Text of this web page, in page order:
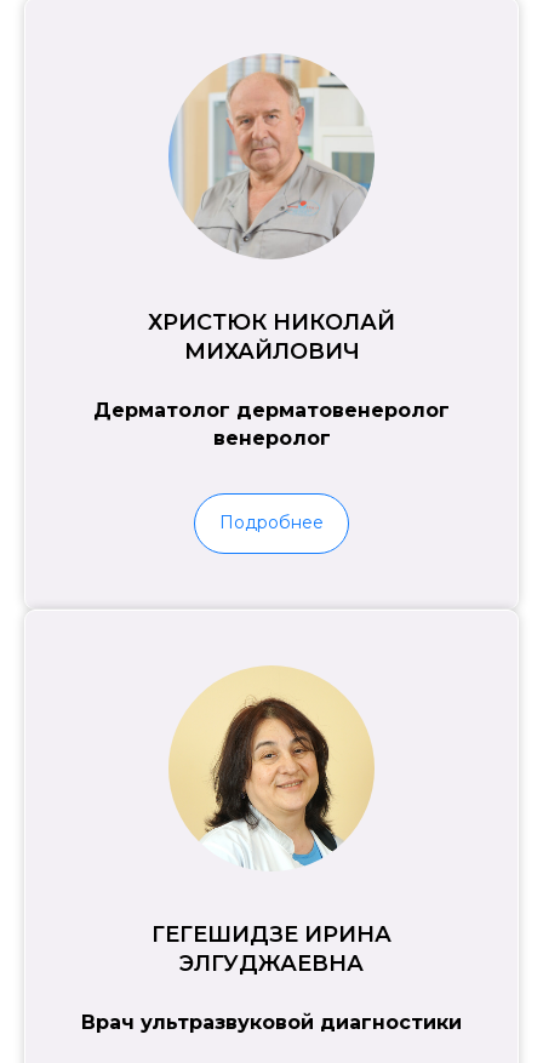
ХРИСТЮК НИКОЛАЙ
МИХАЙЛОВИЧ
Дерматолог дерматовенеролог
венеролог
Подробнее
ГЕГЕШИДЗЕ ИРИНА
ЭЛГУДЖАЕВНА
Врач ультразвуковой диагностики